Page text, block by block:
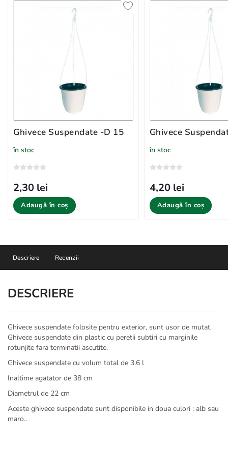
Ghivece Suspendate -D 15
în stoc
2,30 lei
Adaugă în coș
Ghivece
în stoc
4,20 lei
Adaugă în coș
Descriere Recenzii
DESCRIERE
Ghivece suspendate folosite pentru exterior, sunt usor de mutat.
Ghivece suspendate din plastic cu peretii subtiri cu marginile
rotunjite fara terminatii ascutite.
Ghivece suspendate cu volum total de 3.6 l
Inaltime agatator de 38 cm
Diametrul de 22 cm
Aceste ghivece suspendate sunt disponibile in doua culori : alb sau
maro..